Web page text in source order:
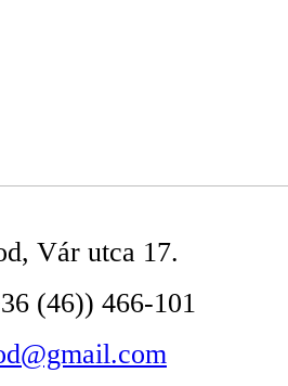
Vár utca 17.
(46)) 466-101